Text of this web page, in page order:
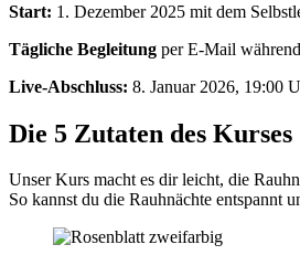
Start: 1. Dezember 2025 mit dem
Tägliche Begleitung per E-Mail
Live-Abschluss: 8. Januar 2026, 19:00
Die 5 Zutaten des Kurses
Unser Kurs macht es dir leicht, die
So kannst du die Rauhnächte entspannt